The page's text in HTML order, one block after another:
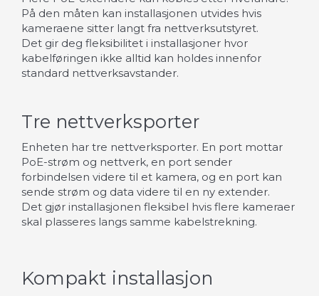
På den måten kan installasjonen utvides hvis
kameraene sitter langt fra nettverksutstyret.
Det gir deg fleksibilitet i installasjoner hvor
kabelføringen ikke alltid kan holdes innenfor
standard nettverksavstander.
Tre nettverksporter
Enheten har tre nettverksporter. En port mottar
PoE-strøm og nettverk, en port sender
forbindelsen videre til et kamera, og en port kan
sende strøm og data videre til en ny extender.
Det gjør installasjonen fleksibel hvis flere kameraer
skal plasseres langs samme kabelstrekning.
Kompakt installasjon